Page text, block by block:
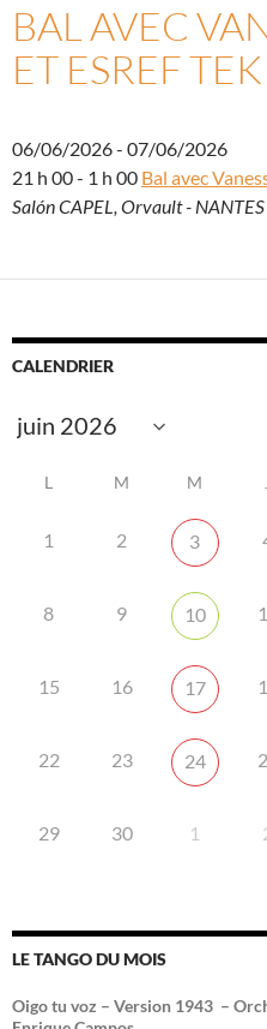
BAL AVEC
ET ESREF
06/06/2026 - 07/06/2026
21 h 00 - 1 h 00 Bal avec
Salón CAPEL, Orvault -
CALENDRIER
L M M
1 2 3
8 9 10
15 16 17
22 23 24
29 30 1
LE TANGO DU MOIS
Oigo tu voz – Version 1943 –